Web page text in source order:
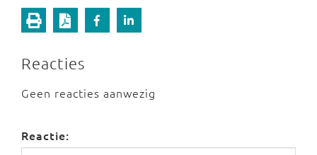
Reacties
Geen reacties aanwezig
Reactie: